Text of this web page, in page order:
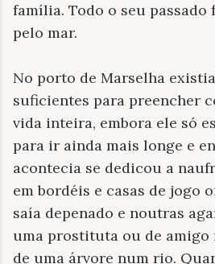
família. Todo o seu
pelo mar.
No porto de Marselha
suficientes para preencher
vida inteira, embora ele só
para ir ainda mais longe e
acontecia se dedicou a
em bordéis e casas de jogo
saía depenado e noutras
uma prostituta ou de amigo
de uma árvore num rio.